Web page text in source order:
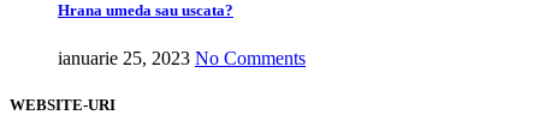
Hrana umeda sau uscata?
ianuarie 25, 2023 No Comments
WEBSITE-URI